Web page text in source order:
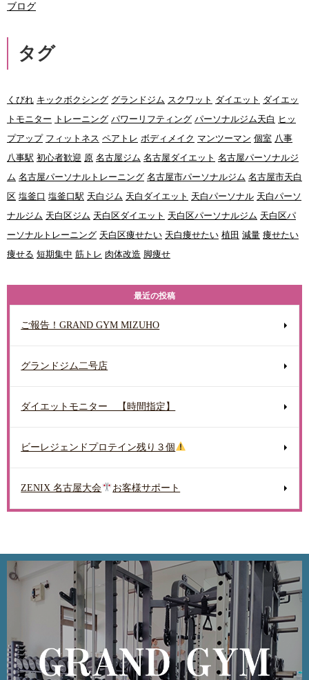
ブログ
タグ
くびれ キックボクシング グランドジム スクワット ダイエット ダイエッ
トモニター トレーニング パワーリフティング パーソナルジム天白 ヒッ
プアップ フィットネス ペアトレ ボディメイク マンツーマン 個室 八事
八事駅 初心者歓迎 原 名古屋ジム 名古屋ダイエット 名古屋パーソナルジ
ム 名古屋パーソナルトレーニング 名古屋市パーソナルジム 名古屋市天白
区 塩釜口 塩釜口駅 天白ジム 天白ダイエット 天白パーソナル 天白パーソ
ナルジム 天白区ジム 天白区ダイエット 天白区パーソナルジム 天白区パ
ーソナルトレーニング 天白区痩せたい 天白痩せたい 植田 減量 痩せたい
痩せる 短期集中 筋トレ 肉体改造 脚痩せ
最近の投稿
ご報告！GRAND GYM MIZUHO
グランドジム二号店
ダイエットモニター 【時間指定】
ビーレジェンドプロテイン残り３個
ZENIX 名古屋大会 お客様サポート